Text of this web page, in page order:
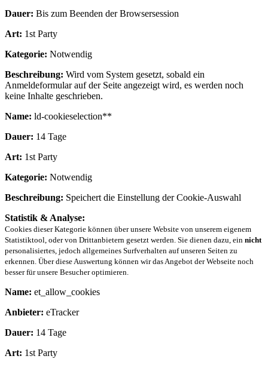
Dauer: Bis zum Beenden der Browsersession
Art: 1st Party
Kategorie: Notwendig
Beschreibung: Wird vom System gesetzt, sobald ein
Anmeldeformular auf der Seite angezeigt wird, es werden noch
keine Inhalte geschrieben.
Name: ld-cookieselection**
Dauer: 14 Tage
Art: 1st Party
Kategorie: Notwendig
Beschreibung: Speichert die Einstellung der Cookie-Auswahl
Statistik & Analyse:
Cookies dieser Kategorie können über unsere Website von unserem eigenem
Statistiktool, oder von Drittanbietern gesetzt werden. Sie dienen dazu, ein nicht
personalisiertes, jedoch allgemeines Surfverhalten auf unseren Seiten zu
erkennen. Über diese Auswertung können wir das Angebot der Webseite noch
besser für unsere Besucher optimieren.
Name: et_allow_cookies
Anbieter: eTracker
Dauer: 14 Tage
Art: 1st Party